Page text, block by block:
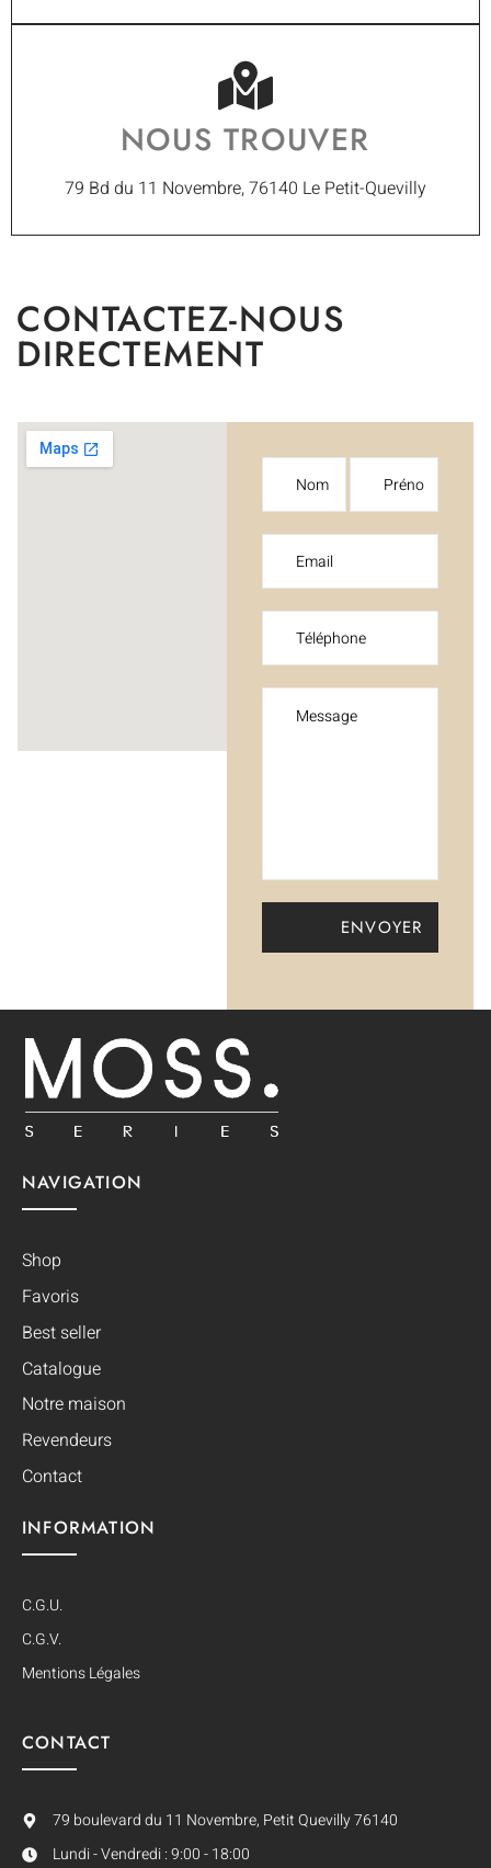
NOUS TROUVER
79 Bd du 11 Novembre, 76140 Le Petit-Quevilly
CONTACTEZ-NOUS
DIRECTEMENT
NAVIGATION
Shop
Favoris
Best seller
Catalogue
Notre maison
Revendeurs
Contact
INFORMATION
C.G.U.
C.G.V.
Mentions Légales
CONTACT
79 boulevard du 11 Novembre, Petit Quevilly 76140
Lundi - Vendredi : 9:00 - 18:00